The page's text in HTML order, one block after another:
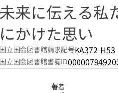
未来に伝える私
にかけた思い
国立国会図書館請求記号KA372-H53
国立国会図書館書誌ID
著者